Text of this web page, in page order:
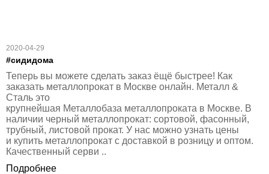
2020-04-29
#сидидома
Теперь вы можете сделать заказ ёщё быстрее! Как
заказать металлопрокат в Москве онлайн. Металл &
Сталь это
крупнейшая Металлобаза металлопроката в Москве. В
наличии черный металлопрокат: сортовой, фасонный,
трубный, листовой прокат. У нас можно узнать цены
и купить металлопрокат с доставкой в розницу и оптом.
Качественный серви ..
Подробнее